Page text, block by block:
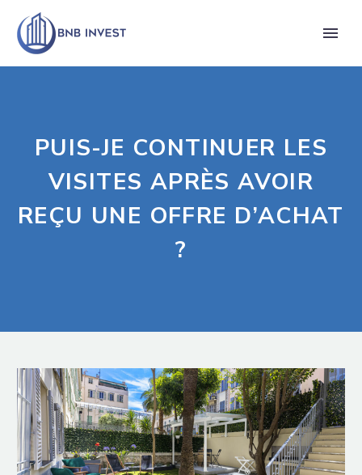
PUIS-JE CONTINUER LES
VISITES APRÈS AVOIR
REÇU UNE OFFRE D’ACHAT
?